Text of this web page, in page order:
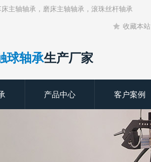
主轴轴承，磨床主轴轴承，滚珠丝杆轴承
收藏本站
球轴承生产厂家
产品中心 客户案例